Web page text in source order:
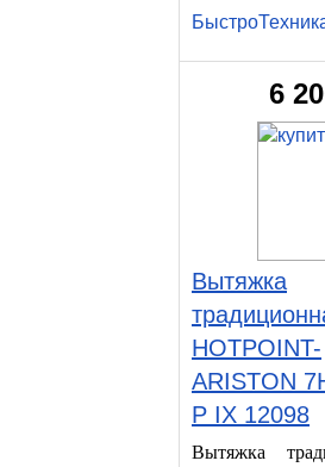
6
Вытяжка
HOTPOINT-
ARISTON
P IX 12098
Вытяжка